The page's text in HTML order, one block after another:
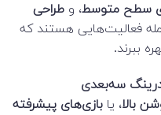
سطح متوسط، و طراحی
فعالیت‌هایی هستند که
ببرند.
سه‌بعدی
بالا، یا بازی‌های پیشرفته